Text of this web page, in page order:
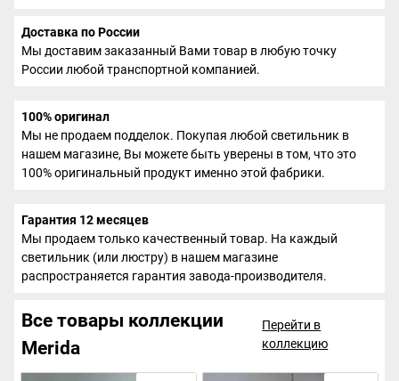
Доставка по России
Мы доставим заказанный Вами товар в любую точку
России любой транспортной компанией.
100% оригинал
Мы не продаем подделок. Покупая любой светильник в
нашем магазине, Вы можете быть уверены в том, что это
100% оригинальный продукт именно этой фабрики.
Гарантия 12 месяцев
Мы продаем только качественный товар. На каждый
светильник (или люстру) в нашем магазине
распространяется гарантия завода-производителя.
Все товары коллекции
Merida
Перейти в
коллекцию